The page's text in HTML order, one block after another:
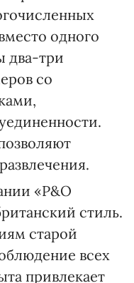
одного
два-три
со
«P&O
стиль.
старой
всех
привлекает